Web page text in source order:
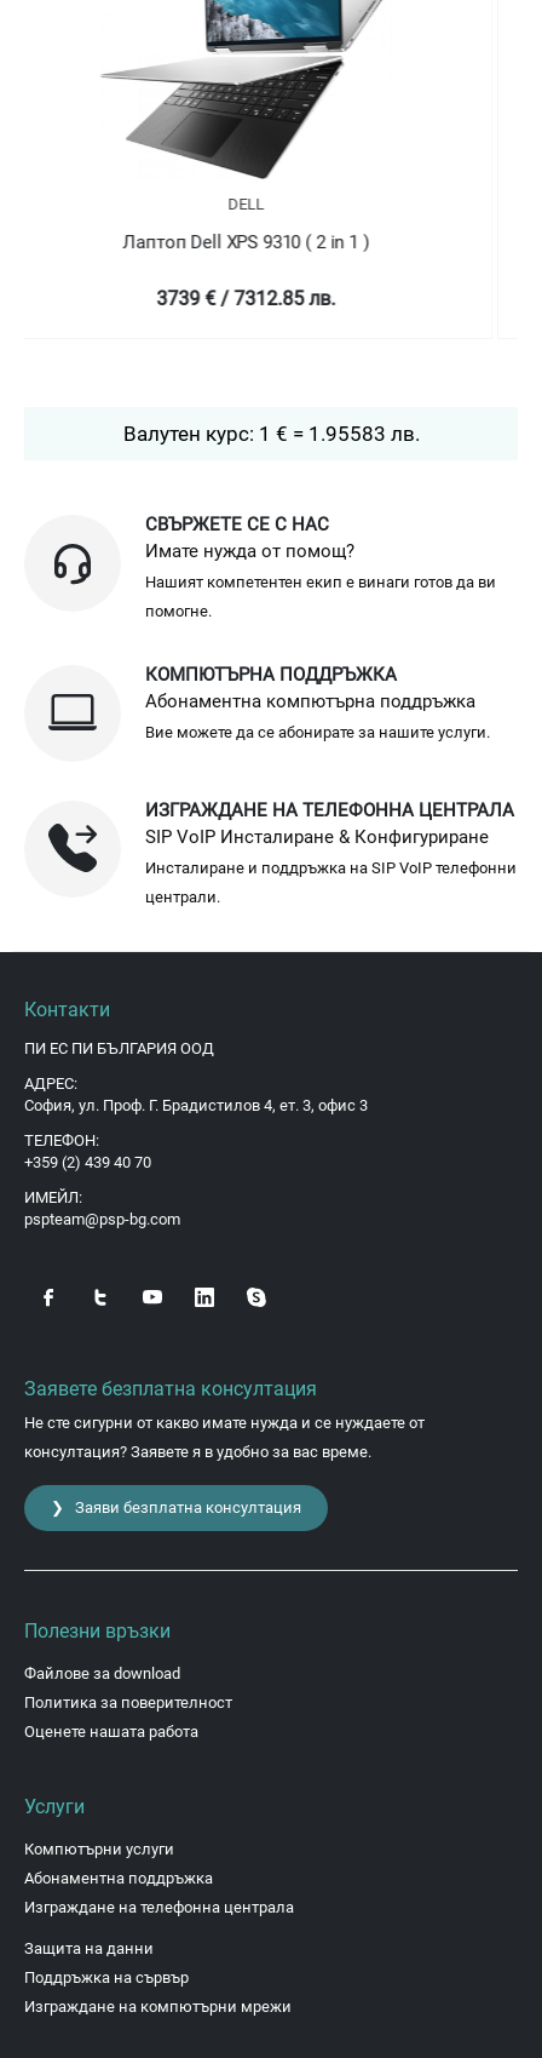
DELL
Лаптоп Dell XPS 9310 ( 2 in 1 )
4758.99 € / 9307.78 лв.
Валутен курс: 1 € = 1.95583 лв.
СВЪРЖЕТЕ СЕ С НАС
Имате нужда от помощ?
Нашият компетентен екип е винаги готов да ви
помогне.
КОМПЮТЪРНА ПОДДРЪЖКА
Абонаментна компютърна поддръжка
Вие можете да се абонирате за нашите услуги.
ИЗГРАЖДАНЕ НА ТЕЛЕФОННА ЦЕНТРАЛА
SIP VoIP Инсталиране & Конфигуриране
Инсталиране и поддръжка на SIP VoIP телефонни
централи.
Контакти
ПИ ЕС ПИ БЪЛГАРИЯ ООД
АДРЕС:
София, ул. Проф. Г. Брадистилов 4, ет. 3, офис 3
ТЕЛЕФОН:
+359 (2) 439 40 70
ИМЕЙЛ:
pspteam@psp-bg.com
Заявете безплатна консултация
Не сте сигурни от какво имате нужда и се нуждаете от
консултация? Заявете я в удобно за вас време.
❯ Заяви безплатна консултация
Полезни връзки
Файлове за download
Политика за поверителност
Оценете нашата работа
Услуги
Компютърни услуги
Абонаментна поддръжка
Изграждане на телефонна централа
Защита на данни
Поддръжка на сървър
Изграждане на компютърни мрежи